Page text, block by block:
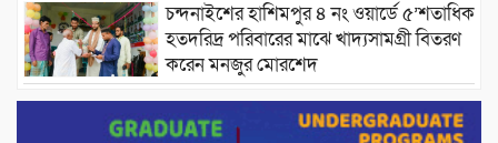
চন্দনাইশের হাশিমপুর ৪ নং ওয়ার্ডে ৫’শতাধিক
হতদরিদ্র পরিবারের মাঝে খাদ্যসামগ্রী বিতরণ
করেন মনজুর মোরশেদ
পরিবেশ রক্ষায় পাটগ্রামে ইহসান ইয়ুথ
সার্কেলের বৃক্ষরোপণ